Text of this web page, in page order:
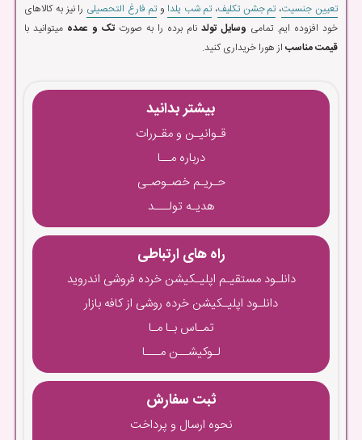
تعیین جنسیت،تم جشن تکلیف،تم شب یلدا وتم فارغ التحصیلی را نیز به کالاهای
خود افزوده ایم. تمامی وسایل تولد نام برده را به صورت تک و عمده میتوانید با
قیمت مناسب از هورا خریداری کنید.
بیشتر بدانید
قـوانیـن و مقـررات
درباره مــا
حـریـم خصـوصـی
هدیـه تولـــد
راه های ارتباطی
دانلـود مستقیـم اپلیـکیشن خرده فروشی اندروید
دانلـود اپلیـکیشن خرده روشی از کافه بازار
تمـاس بـا مـا
لـوکیشــن مـــا
ثبت سفارش
نحوه ارسال و پرداخت